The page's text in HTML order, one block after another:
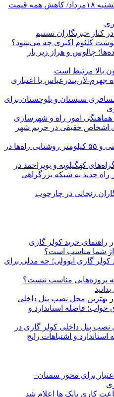
قیمت طلا و سکه امروز یکشنبه ۱۸مرداد/ کاهش همه قیمت
کنار خبرنگاران تسنیم
کلثوم اکبری چه می‌شود؟
چالوس و هراز زیر بار
بالا مرتبط است
بزرگراه جهرم-لار-بندرعباس با اعتباری
سیستان و بلوچستان برای
هماهنگی امور راه و شهرسازی
اشخاص حقیقی در حریم شهر
اجرای ۳۵۰ کیلومتر خط‌کشی و ۵۵ کیلومتر روشنایی راه‌ها در
کهگیلویه و بویراحمد در
۵۷ کیلومتر راه جدید به شبکه بزرگراهی
زنجانی در چارچوب
راهنمای خرید کولر گازی
شما مناسب است؟
کولر گازی ایوولی؛ چه مدلی برای
پروژه‌هایی مناسب نیست؟
بهترین محل نصب پنل داخلی
خواب؛ فاصله استاندارد و
نصب پنل داخلی کولر گازی در
و اشتباهات رایج
اعتبار برای محور سمنان–
کاری بانک ها اعلام شد